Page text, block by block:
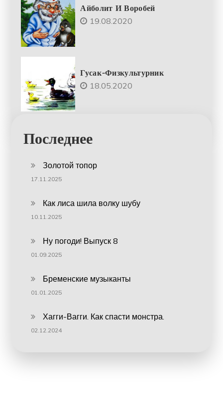
Айболит И Воробей
19.08.2020
Гусак-Физкультурник
18.05.2020
Последнее
Золотой топор
17.11.2025
Как лиса шила волку шубу
10.11.2025
Ну погоди! Выпуск 8
01.09.2025
Бременские музыканты
01.01.2025
Хагги-Вагги. Как спасти монстра.
02.12.2024